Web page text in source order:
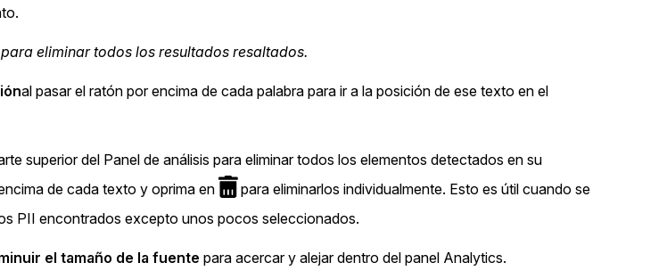
para eliminar todos los resultados resaltados.
al pasar el ratón por encima de cada palabra para ir a la posición de ese texto en el
superior del Panel de análisis para eliminar todos los elementos detectados en su
de cada texto y oprima en
para eliminarlos individualmente. Esto es útil cuando se
PII encontrados excepto unos pocos seleccionados.
el tamaño de la fuente para acercar y alejar dentro del panel Analytics.